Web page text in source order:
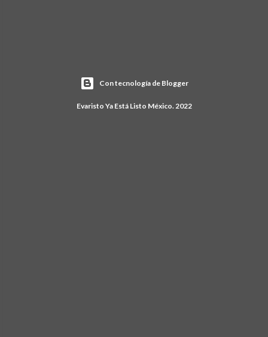
Con tecnología de Blogger
Evaristo Ya Está Listo México. 2022